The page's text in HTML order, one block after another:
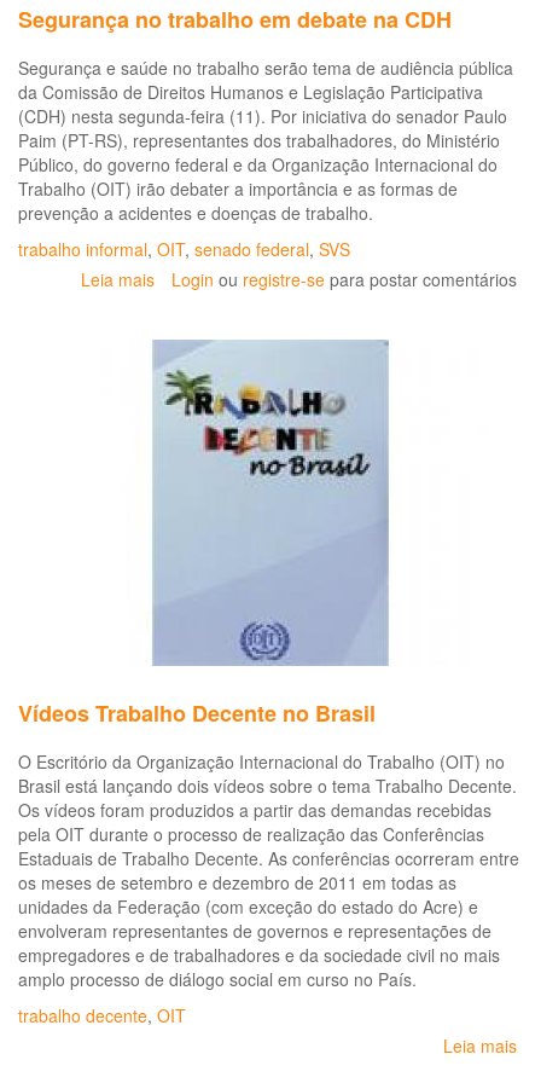
Segurança no trabalho em debate na CDH
Segurança e saúde no trabalho serão tema de audiência pública
da Comissão de Direitos Humanos e Legislação Participativa
(CDH) nesta segunda-feira (11). Por iniciativa do senador Paulo
Paim (PT-RS), representantes dos trabalhadores, do Ministério
Público, do governo federal e da Organização Internacional do
Trabalho (OIT) irão debater a importância e as formas de
prevenção a acidentes e doenças de trabalho.
trabalho informal, OIT, senado federal, SVS
Leia mais sobre
trabalho
em
debate
Login ou registre-se para postar comentários
Vídeos Trabalho Decente no Brasil
O Escritório da Organização Internacional do Trabalho (OIT) no
Brasil está lançando dois vídeos sobre o tema Trabalho Decente.
Os vídeos foram produzidos a partir das demandas recebidas
pela OIT durante o processo de realização das Conferências
Estaduais de Trabalho Decente. As conferências ocorreram entre
os meses de setembro e dezembro de 2011 em todas as
unidades da Federação (com exceção do estado do Acre) e
envolveram representantes de governos e representações de
empregadores e de trabalhadores e da sociedade civil no mais
amplo processo de diálogo social em curso no País.
trabalho decente, OIT
Leia mais